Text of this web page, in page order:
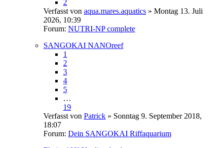
2
Verfasst von aqua.mares.aquatics » Montag 13. Juli
2026, 10:39
Forum: NUTRI-NP complete
SANGOKAI NANOreef
1
2
3
4
5
…
19
Verfasst von Patrick » Sonntag 9. September 2018,
18:07
Forum: Dein SANGOKAI Riffaquarium